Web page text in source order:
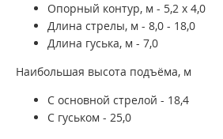
Опорный контур, м - 5,2 х 4,0
Длина стрелы, м - 8,0 - 18,0
Длина гуська, м - 7,0
Наибольшая высота подъёма, м
С основной стрелой - 18,4
С гуськом - 25,0